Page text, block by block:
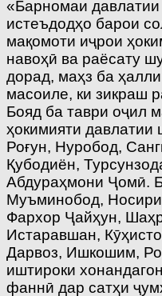
«Барномаи
истеъдодҳо барои
мақомоти иҷрои
навоҳӣ ва раёсату
дорад, маҳз ба
масоиле, ки зикраш
Бояд ба таври оҷил
ҳокимияти
Роғун, Нуробод,
Қубодиён,
Абдураҳмони Ҷомӣ.
Муъминобод,
Фархор Ҷайҳун,
Истаравшан,
Дарвоз, Ишкошим,
иштироки
фаннӣ дар сатҳи